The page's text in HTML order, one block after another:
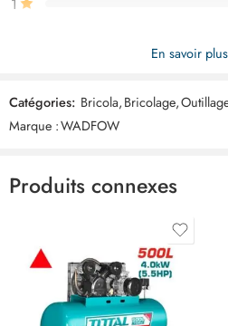
1
Soyez le premier à donner votre
2mm 100pcs
Commentaires
Il n'y a pas encore de critiques.
En savoir plus
Catégories: Bricola,Bricolage,
Marque :WADFOW
Produits connexes